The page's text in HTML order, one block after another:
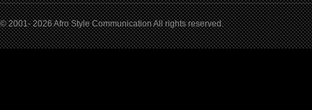
© 2001- 2026 Afro Style Communication All rights reserved.